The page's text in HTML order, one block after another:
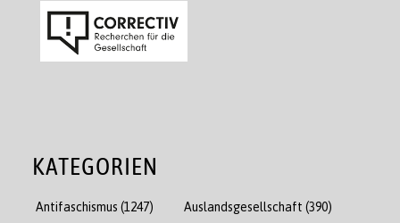
KATEGORIEN
Antifaschismus (1247) Auslandsgesellschaft (390)